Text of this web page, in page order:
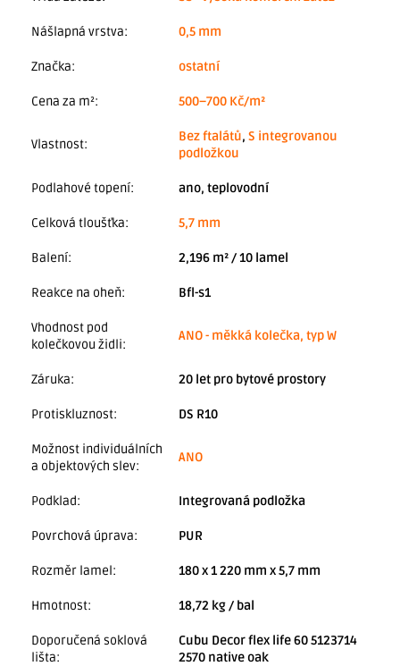
Nášlapná vrstva: 0,5 mm
Značka: ostatní
Cena za m²: 500–700 Kč/m²
Vlastnost:
Bez ftalátů, S integrovanou
podložkou
Podlahové topení: ano, teplovodní
Celková tloušťka: 5,7 mm
Balení: 2,196 m² / 10 lamel
Reakce na oheň: Bfl-s1
Vhodnost pod
kolečkovou židli:
ANO - měkká kolečka, typ W
Záruka: 20 let pro bytové prostory
Protiskluznost: DS R10
Možnost individuálních
a objektových slev:
ANO
Podklad: Integrovaná podložka
Povrchová úprava: PUR
Rozměr lamel: 180 x 1 220 mm x 5,7 mm
Hmotnost: 18,72 kg / bal
Doporučená soklová
lišta:
Cubu Decor flex life 60 5123714
2570 native oak